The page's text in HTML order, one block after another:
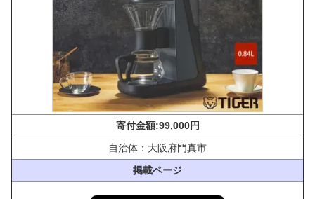
寄付金額:99,000円
自治体：大阪府門真市
掲載ページ